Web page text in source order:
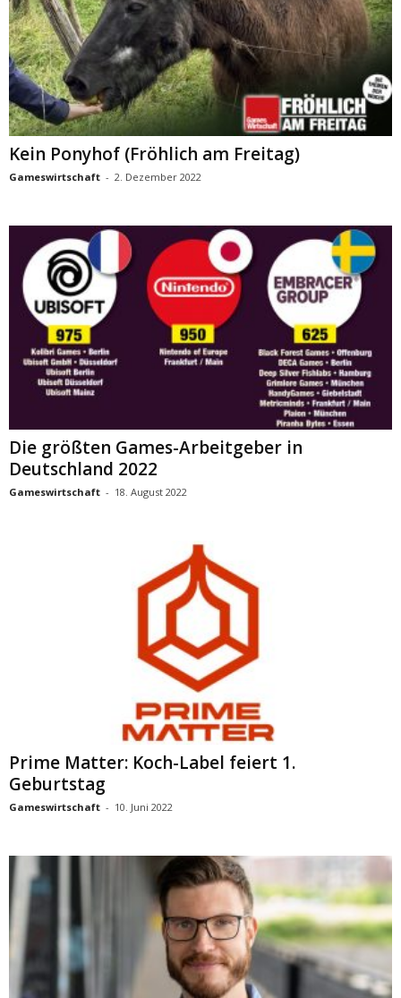
Kein Ponyhof (Fröhlich am Freitag)
Gameswirtschaft - 2. Dezember 2022
Die größten Games-Arbeitgeber in
Deutschland 2022
Gameswirtschaft - 18. August 2022
Prime Matter: Koch-Label feiert 1.
Geburtstag
Gameswirtschaft - 10. Juni 2022